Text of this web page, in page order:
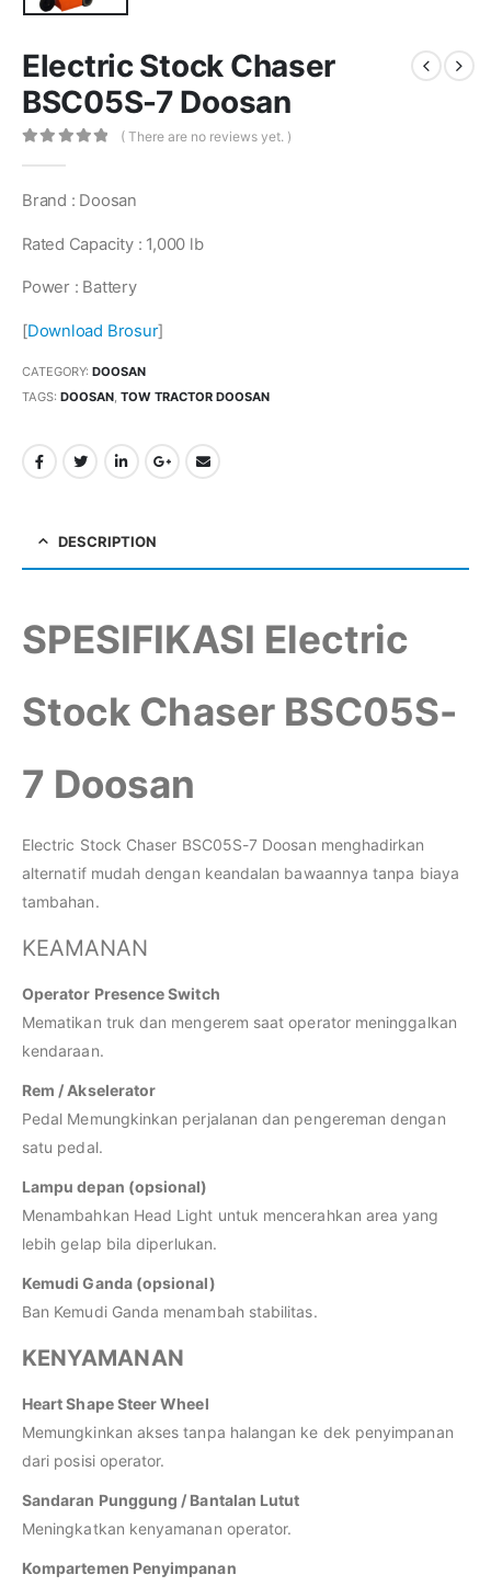
Electric Stock Chaser
BSC05S-7 Doosan
( There are no reviews yet. )
Brand : Doosan
Rated Capacity : 1,000 lb
Power : Battery
[Download Brosur]
CATEGORY: DOOSAN
TAGS: DOOSAN, TOW TRACTOR DOOSAN
DESCRIPTION
SPESIFIKASI Electric
Stock Chaser BSC05S-
7 Doosan
Electric Stock Chaser BSC05S-7 Doosan menghadirkan
alternatif mudah dengan keandalan bawaannya tanpa biaya
tambahan.
KEAMANAN
Operator Presence Switch
Mematikan truk dan mengerem saat operator meninggalkan
kendaraan.
Rem / Akselerator
Pedal Memungkinkan perjalanan dan pengereman dengan
satu pedal.
Lampu depan (opsional)
Menambahkan Head Light untuk mencerahkan area yang
lebih gelap bila diperlukan.
Kemudi Ganda (opsional)
Ban Kemudi Ganda menambah stabilitas.
KENYAMANAN
Heart Shape Steer Wheel
Memungkinkan akses tanpa halangan ke dek penyimpanan
dari posisi operator.
Sandaran Punggung / Bantalan Lutut
Meningkatkan kenyamanan operator.
Kompartemen Penyimpanan